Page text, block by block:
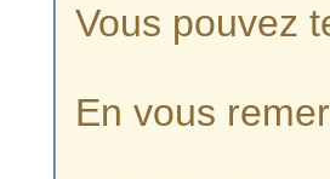
Vous pouvez
En vous